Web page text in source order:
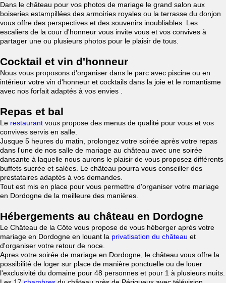
Dans le château pour vos photos de mariage le grand salon aux
boiseries estampillées des armoiries royales ou la terrasse du donjon
vous offre des perspectives et des souvenirs inoubliables. Les
escaliers de la cour d'honneur vous invite vous et vos convives à
partager une ou plusieurs photos pour le plaisir de tous.
Cocktail et vin d'honneur
Nous vous proposons d'organiser dans le parc avec piscine ou en
intérieur votre vin d'honneur et cocktails dans la joie et le romantisme
avec nos forfait adaptés à vos envies .
Repas et bal
Le restaurant vous propose des menus de qualité pour vous et vos
convives servis en salle.
Jusque 5 heures du matin, prolongez votre soirée après votre repas
dans l'une de nos salle de mariage au château avec une soirée
dansante à laquelle nous aurons le plaisir de vous proposez différents
buffets sucrée et salées. Le château pourra vous conseiller des
prestataires adaptés à vos demandes.
Tout est mis en place pour vous permettre d'organiser votre mariage
en Dordogne de la meilleure des manières.
Hébergements au château en Dordogne
Le Château de la Côte vous propose de vous héberger après votre
mariage en Dordogne en louant la privatisation du château et
d'organiser votre retour de noce.
Apres votre soirée de mariage en Dordogne, le château vous offre la
possibilité de loger sur place de manière ponctuelle ou de louer
l'exclusivité du domaine pour 48 personnes et pour 1 à plusieurs nuits.